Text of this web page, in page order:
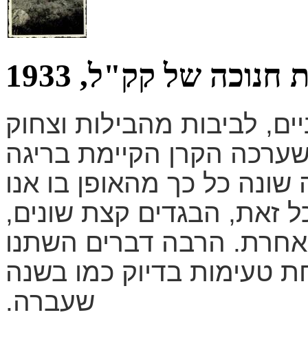
חנוכה של קק"ל, 1933
לביבות מהבילות וצחוק
הקרן הקיימת בריגה
1933 לא נראה שונה כל כך מהאופן בו אנו
זאת, הבגדים קצת שונים,
הרבה דברים השתנו
טעימות בדיוק כמו בשנה
שעברה.